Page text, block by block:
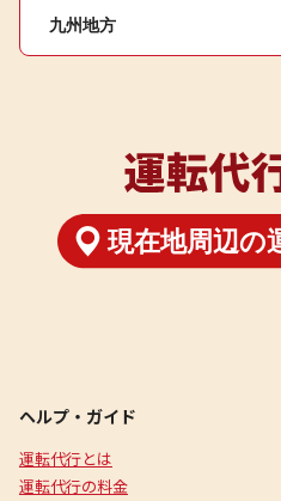
九州地方
ヘルプ・ガイド
運転代行とは
運転代行の料金